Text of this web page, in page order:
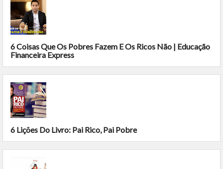
6 Coisas Que Os Pobres Fazem E Os Ricos Não | Educação
Financeira Express
6 Lições Do Livro: Pai Rico, Pai Pobre